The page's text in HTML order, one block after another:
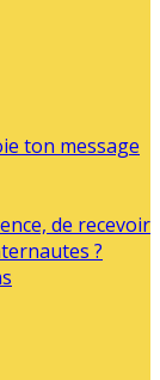
ton message
de recevoir
?